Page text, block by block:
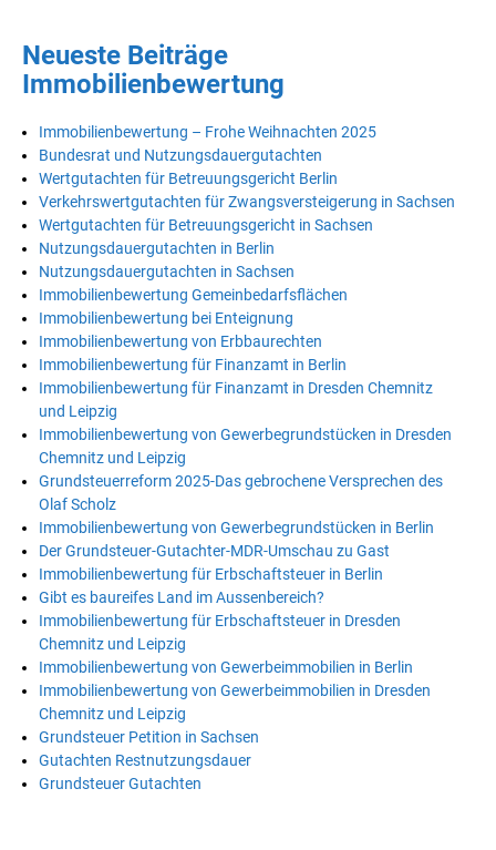
Neueste Beiträge
Immobilienbewertung
Immobilienbewertung – Frohe Weihnachten 2025
Bundesrat und Nutzungsdauergutachten
Wertgutachten für Betreuungsgericht Berlin
Verkehrswertgutachten für Zwangsversteigerung in Sachsen
Wertgutachten für Betreuungsgericht in Sachsen
Nutzungsdauergutachten in Berlin
Nutzungsdauergutachten in Sachsen
Immobilienbewertung Gemeinbedarfsflächen
Immobilienbewertung bei Enteignung
Immobilienbewertung von Erbbaurechten
Immobilienbewertung für Finanzamt in Berlin
Immobilienbewertung für Finanzamt in Dresden Chemnitz
und Leipzig
Immobilienbewertung von Gewerbegrundstücken in Dresden
Chemnitz und Leipzig
Grundsteuerreform 2025-Das gebrochene Versprechen des
Olaf Scholz
Immobilienbewertung von Gewerbegrundstücken in Berlin
Der Grundsteuer-Gutachter-MDR-Umschau zu Gast
Immobilienbewertung für Erbschaftsteuer in Berlin
Gibt es baureifes Land im Aussenbereich?
Immobilienbewertung für Erbschaftsteuer in Dresden
Chemnitz und Leipzig
Immobilienbewertung von Gewerbeimmobilien in Berlin
Immobilienbewertung von Gewerbeimmobilien in Dresden
Chemnitz und Leipzig
Grundsteuer Petition in Sachsen
Gutachten Restnutzungsdauer
Grundsteuer Gutachten